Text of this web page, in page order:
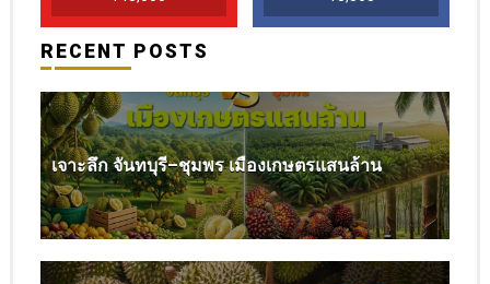
RECENT POSTS
เจาะลึก จันทบุรี–ชุมพร เมืองเกษตรแสนล้าน